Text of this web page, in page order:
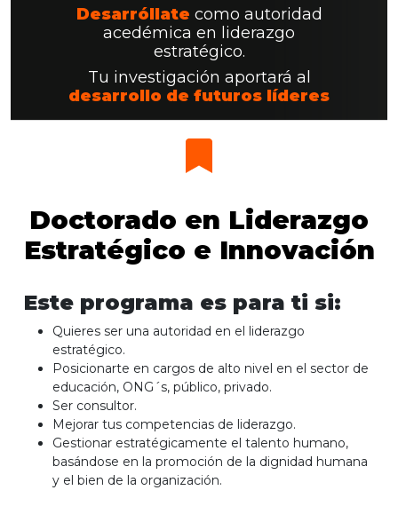
Desarróllate como autoridad
acedémica en liderazgo
estratégico.
Tu investigación aportará al
desarrollo de futuros líderes
Doctorado en Liderazgo
Estratégico e Innovación
Este programa es para ti si:
Quieres ser una autoridad en el liderazgo
estratégico.
Posicionarte en cargos de alto nivel en el sector de
educación, ONG´s, público, privado.
Ser consultor.
Mejorar tus competencias de liderazgo.
Gestionar estratégicamente el talento humano,
basándose en la promoción de la dignidad humana
y el bien de la organización.